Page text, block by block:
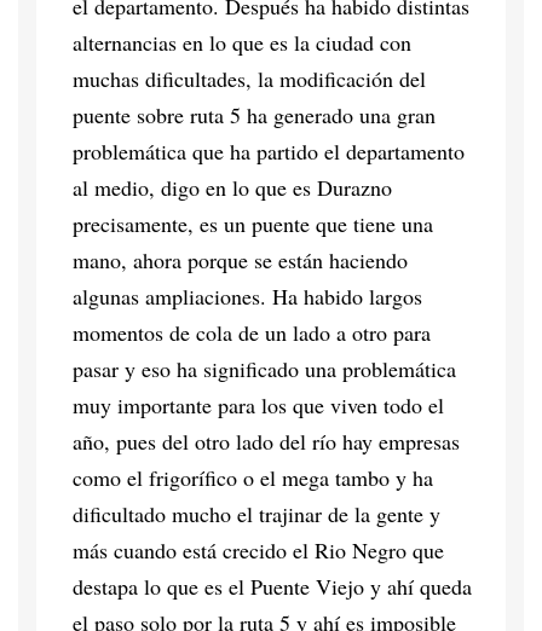
el departamento. Después ha habido distintas
alternancias en lo que es la ciudad con
muchas dificultades, la modificación del
puente sobre ruta 5 ha generado una gran
problemática que ha partido el departamento
al medio, digo en lo que es Durazno
precisamente, es un puente que tiene una
mano, ahora porque se están haciendo
algunas ampliaciones. Ha habido largos
momentos de cola de un lado a otro para
pasar y eso ha significado una problemática
muy importante para los que viven todo el
año, pues del otro lado del río hay empresas
como el frigorífico o el mega tambo y ha
dificultado mucho el trajinar de la gente y
más cuando está crecido el Rio Negro que
destapa lo que es el Puente Viejo y ahí queda
el paso solo por la ruta 5 y ahí es imposible